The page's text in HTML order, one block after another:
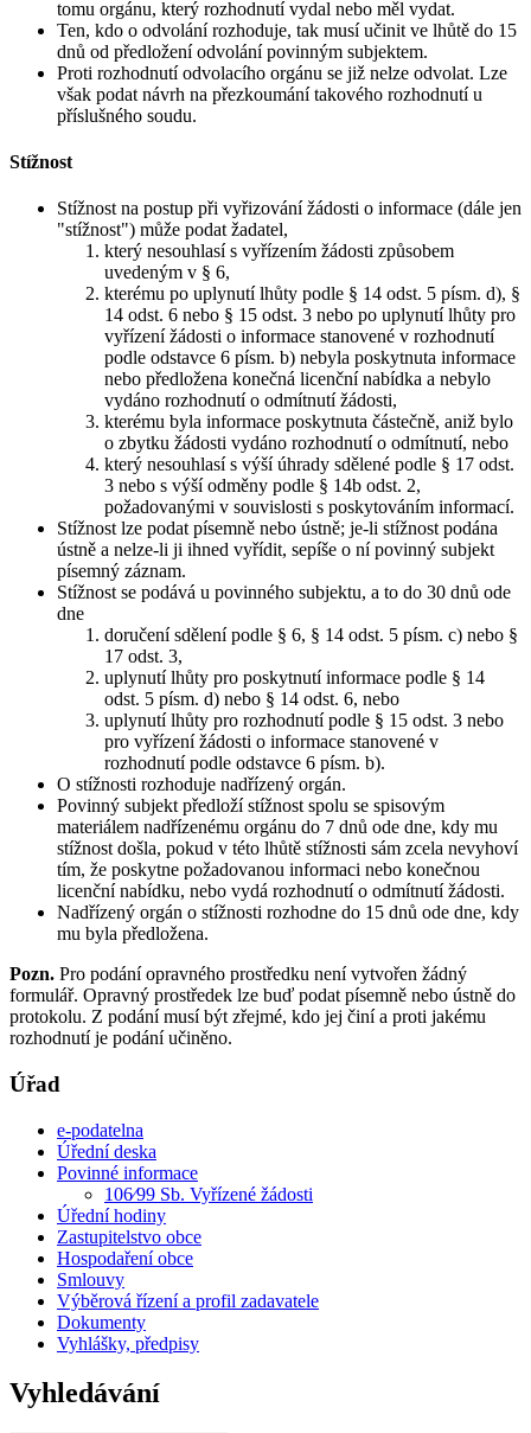
tomu orgánu, který rozhodnutí vydal nebo měl vydat.
Ten, kdo o odvolání rozhoduje, tak musí učinit ve lhůtě do 15
dnů od předložení odvolání povinným subjektem.
Proti rozhodnutí odvolacího orgánu se již nelze odvolat. Lze
však podat návrh na přezkoumání takového rozhodnutí u
příslušného soudu.
Stížnost
Stížnost na postup při vyřizování žádosti o informace (dále jen
"stížnost") může podat žadatel,
který nesouhlasí s vyřízením žádosti způsobem
uvedeným v § 6,
kterému po uplynutí lhůty podle § 14 odst. 5 písm. d), §
14 odst. 6 nebo § 15 odst. 3 nebo po uplynutí lhůty pro
vyřízení žádosti o informace stanovené v rozhodnutí
podle odstavce 6 písm. b) nebyla poskytnuta informace
nebo předložena konečná licenční nabídka a nebylo
vydáno rozhodnutí o odmítnutí žádosti,
kterému byla informace poskytnuta částečně, aniž bylo
o zbytku žádosti vydáno rozhodnutí o odmítnutí, nebo
který nesouhlasí s výší úhrady sdělené podle § 17 odst.
3 nebo s výší odměny podle § 14b odst. 2,
požadovanými v souvislosti s poskytováním informací.
Stížnost lze podat písemně nebo ústně; je-li stížnost podána
ústně a nelze-li ji ihned vyřídit, sepíše o ní povinný subjekt
písemný záznam.
Stížnost se podává u povinného subjektu, a to do 30 dnů ode
dne
doručení sdělení podle § 6, § 14 odst. 5 písm. c) nebo §
17 odst. 3,
uplynutí lhůty pro poskytnutí informace podle § 14
odst. 5 písm. d) nebo § 14 odst. 6, nebo
uplynutí lhůty pro rozhodnutí podle § 15 odst. 3 nebo
pro vyřízení žádosti o informace stanovené v
rozhodnutí podle odstavce 6 písm. b).
O stížnosti rozhoduje nadřízený orgán.
Povinný subjekt předloží stížnost spolu se spisovým
materiálem nadřízenému orgánu do 7 dnů ode dne, kdy mu
stížnost došla, pokud v této lhůtě stížnosti sám zcela nevyhoví
tím, že poskytne požadovanou informaci nebo konečnou
licenční nabídku, nebo vydá rozhodnutí o odmítnutí žádosti.
Nadřízený orgán o stížnosti rozhodne do 15 dnů ode dne, kdy
mu byla předložena.
Pozn. Pro podání opravného prostředku není vytvořen žádný
formulář. Opravný prostředek lze buď podat písemně nebo ústně do
protokolu. Z podání musí být zřejmé, kdo jej činí a proti jakému
rozhodnutí je podání učiněno.
Úřad
e-podatelna
Úřední deska
Povinné informace
106⁄99 Sb. Vyřízené žádosti
Úřední hodiny
Zastupitelstvo obce
Hospodaření obce
Smlouvy
Výběrová řízení a profil zadavatele
Dokumenty
Vyhlášky, předpisy
Vyhledávání